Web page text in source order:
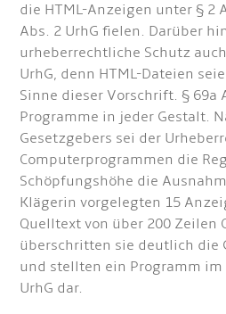
die HTML-Anzeigen unter § 2
Abs. 2 UrhG fielen. Darüber
urheberrechtliche Schutz
UrhG, denn HTML-Dateien
Sinne dieser Vorschrift. § 69a
Programme in jeder Gestalt.
Gesetzgebers sei der
Computerprogrammen die
Schöpfungshöhe die
Klägerin vorgelegten 15
Quelltext von über 200 Zeilen
überschritten sie deutlich die
und stellten ein Programm im
UrhG dar.